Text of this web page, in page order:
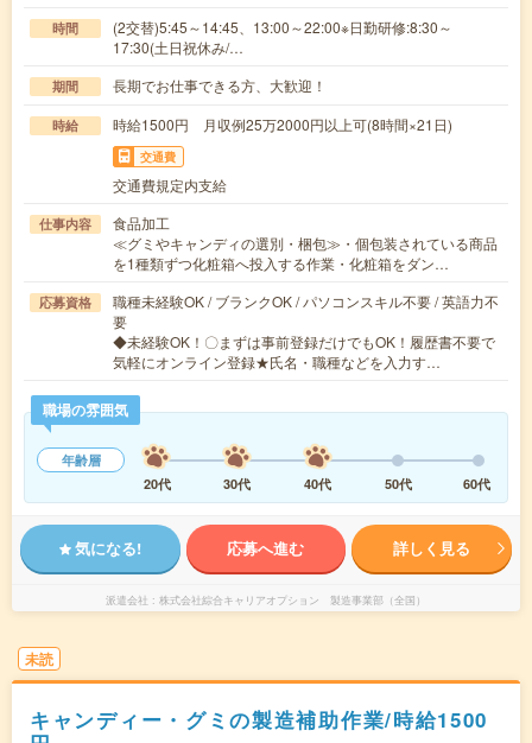
時間
(2交替)5:45～14:45、13:00～22:00※日勤研修:8:30～
17:30(土日祝休み/…
期間 長期でお仕事できる方、大歓迎！
時給 時給1500円 月収例25万2000円以上可(8時間×21日)
交通費
交通費規定内支給
仕事内容
食品加工
≪グミやキャンディの選別・梱包≫・個包装されている商品
を1種類ずつ化粧箱へ投入する作業・化粧箱をダン…
応募資格
職種未経験OK / ブランクOK / パソコンスキル不要 / 英語力不
要
◆未経験OK！〇まずは事前登録だけでもOK！履歴書不要で
気軽にオンライン登録★氏名・職種などを入力す…
職場の雰囲気
年齢層
20代
30代 40代 50代 60代
気になる! 応募へ進む 詳しく見る
派遣会社 株式会社綜合キャリアオプション 製造事業部（全国）
未読
キャンディー・グミの製造補助作業/時給1500